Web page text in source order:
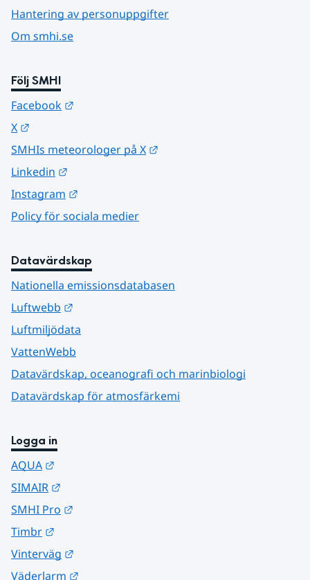
Hantering av personuppgifter
Om smhi.se
Följ SMHI
Facebook
X
SMHIs meteorologer på X
Linkedin
Instagram
Policy för sociala medier
Datavärdskap
Nationella emissionsdatabasen
Luftwebb
Luftmiljödata
VattenWebb
Datavärdskap, oceanografi och marinbiologi
Datavärdskap för atmosfärkemi
Logga in
AQUA
SIMAIR
SMHI Pro
Timbr
Vinterväg
Väderlarm